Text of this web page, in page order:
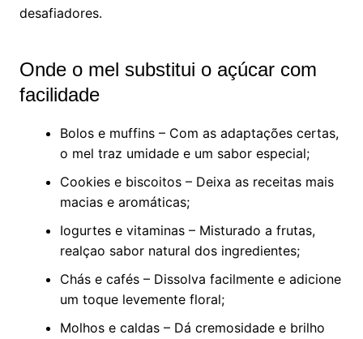
desafiadores.
Onde o mel substitui o açúcar com
facilidade
Bolos e muffins – Com as adaptações certas,
o mel traz umidade e um sabor especial;
Cookies e biscoitos – Deixa as receitas mais
macias e aromáticas;
Iogurtes e vitaminas – Misturado a frutas,
realçao sabor natural dos ingredientes;
Chás e cafés – Dissolva facilmente e adicione
um toque levemente floral;
Molhos e caldas – Dá cremosidade e brilho